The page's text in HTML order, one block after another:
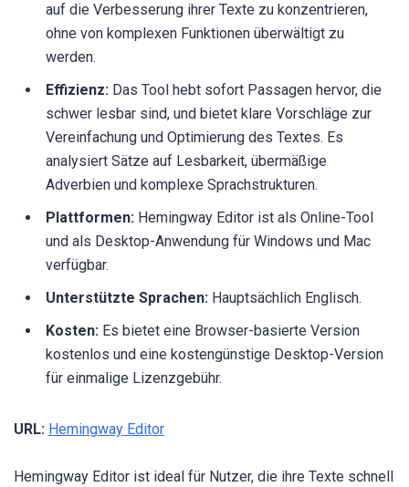
auf die Verbesserung ihrer Texte zu konzentrieren,
ohne von komplexen Funktionen überwältigt zu
werden.
Effizienz: Das Tool hebt sofort Passagen hervor, die
schwer lesbar sind, und bietet klare Vorschläge zur
Vereinfachung und Optimierung des Textes. Es
analysiert Sätze auf Lesbarkeit, übermäßige
Adverbien und komplexe Sprachstrukturen.
Plattformen: Hemingway Editor ist als Online-Tool
und als Desktop-Anwendung für Windows und Mac
verfügbar.
Unterstützte Sprachen: Hauptsächlich Englisch.
Kosten: Es bietet eine Browser-basierte Version
kostenlos und eine kostengünstige Desktop-Version
für einmalige Lizenzgebühr.
URL: Hemingway Editor
Hemingway Editor ist ideal für Nutzer, die ihre Texte schnell